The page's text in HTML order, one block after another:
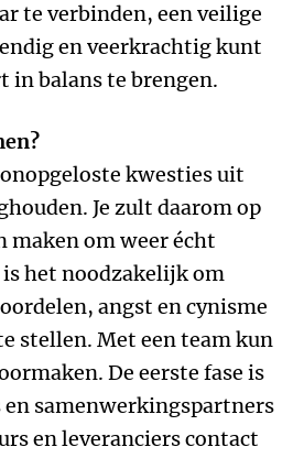
te verbinden, een veilige
en veerkrachtig kunt
in balans te brengen.
kwesties uit
Je zult daarom op
maken om weer écht
het noodzakelijk om
angst en cynisme
stellen. Met een team kun
De eerste fase is
samenwerkingspartners
en leveranciers contact